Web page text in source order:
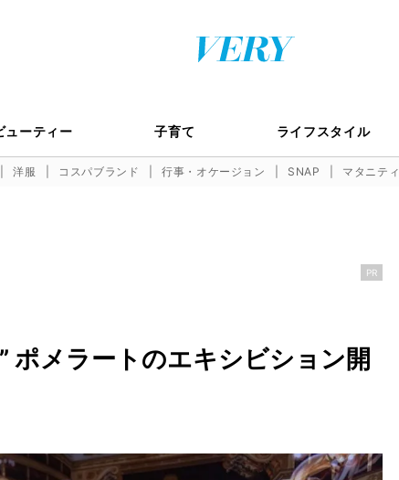
ューティー 子育て ライフスタイル
洋服 コスパブランド 行事・オケージョン SNAP マタニティ
PR
ポメラートのエキシビション開